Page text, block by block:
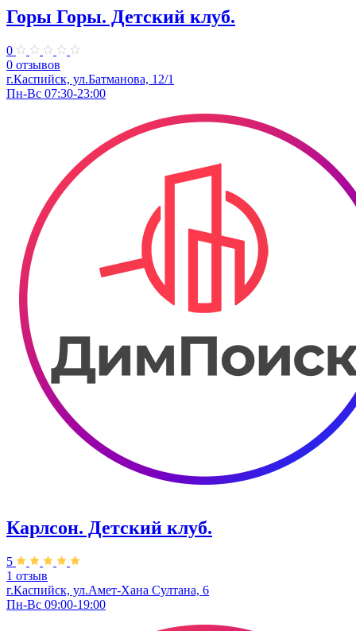
Горы Горы. ​Детский клуб.
0
0 отзывов
г.Каспийск, ул.Батманова, 12/1
Пн-Вс 07:30-23:00
Карлсон. Детский клуб.
5
1 отзыв
г.Каспийск, ул.Амет-Хана Султана, 6
Пн-Вс 09:00-19:00